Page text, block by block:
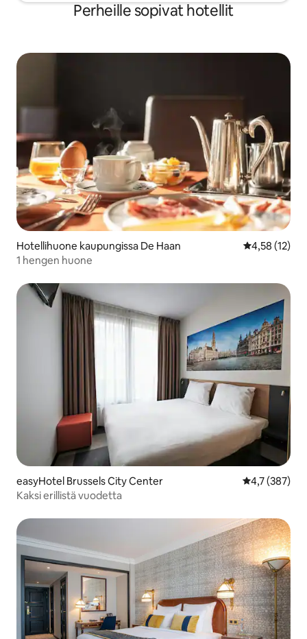
Perheille sopivat hotellit
Hotellihuone kaupungissa De Haan
4,58 (12)
1 hengen huone
easyHotel Brussels City Center
4,7 (387)
Kaksi erillistä vuodetta